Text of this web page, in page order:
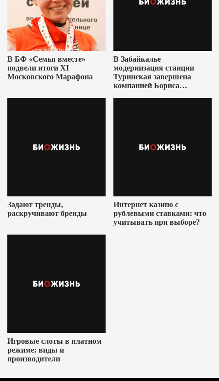
В БФ «Семья вместе»
подвели итоги XI
Московского Марафона
В Забайкалье
модернизация станции
Туринская завершена
компанией Бориса
Задают тренды,
раскручивают бренды
Интернет казино с
рублевыми ставками: что
учитывать при выборе?
Игровые слоты в платном
режиме: виды и
производители